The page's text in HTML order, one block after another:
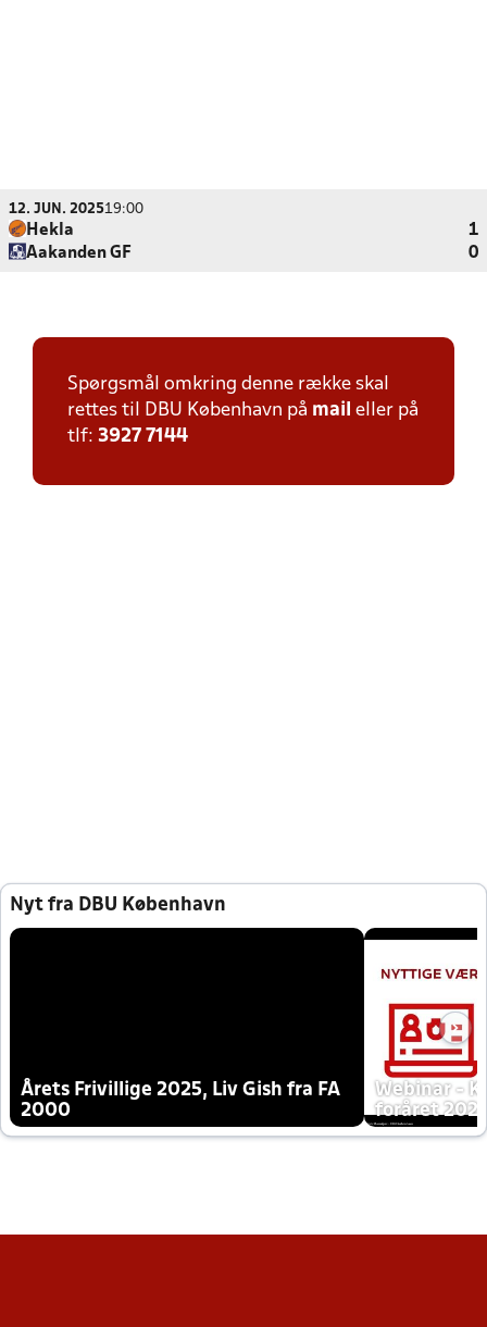
12. JUN. 202519:00
Hekla
1
Aakanden GF
0
Spørgsmål omkring denne række skal
rettes til DBU København på mail eller på
tlf: 3927 7144
Nyt fra DBU København
Årets Frivillige 2025, Liv Gish fra FA
2000
Webinar -
foråret